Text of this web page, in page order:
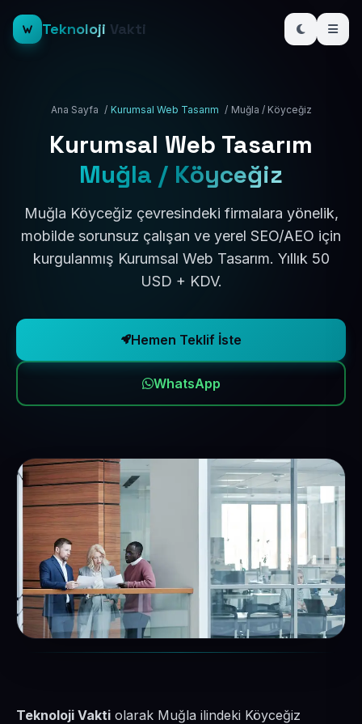
Teknoloji Vakti
Ana Sayfa / Kurumsal Web Tasarım / Muğla / Köyceğiz
Kurumsal Web Tasarım
Muğla / Köyceğiz
Muğla Köyceğiz çevresindeki firmalara yönelik,
mobilde sorunsuz çalışan ve yerel SEO/AEO için
kurgulanmış Kurumsal Web Tasarım. Yıllık 50
USD + KDV.
Hemen Teklif İste
WhatsApp
Teknoloji Vakti olarak Muğla ilindeki Köyceğiz